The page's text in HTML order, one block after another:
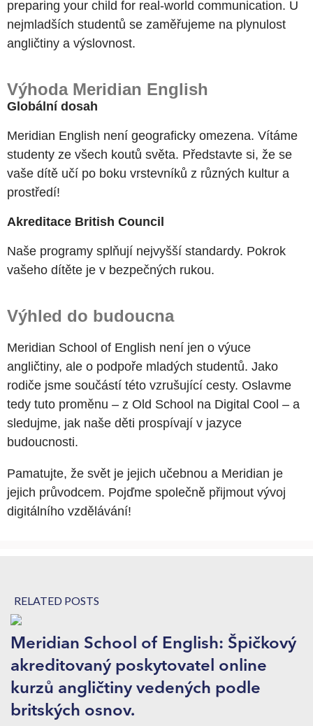
preparing your child for real-world communication. U
nejmladších studentů se zaměřujeme na plynulost
angličtiny a výslovnost.
Výhoda Meridian English
Globální dosah
Meridian English není geograficky omezena. Vítáme
studenty ze všech koutů světa. Představte si, že se
vaše dítě učí po boku vrstevníků z různých kultur a
prostředí!
Akreditace British Council
Naše programy splňují nejvyšší standardy. Pokrok
vašeho dítěte je v bezpečných rukou.
Výhled do budoucna
Meridian School of English není jen o výuce
angličtiny, ale o podpoře mladých studentů. Jako
rodiče jsme součástí této vzrušující cesty. Oslavme
tedy tuto proměnu – z Old School na Digital Cool – a
sledujme, jak naše děti prospívají v jazyce
budoucnosti.
Pamatujte, že svět je jejich učebnou a Meridian je
jejich průvodcem. Pojďme společně přijmout vývoj
digitálního vzdělávání!
RELATED POSTS
Meridian School of English: Špičkový
akreditovaný poskytovatel online
kurzů angličtiny vedených podle
britských osnov.